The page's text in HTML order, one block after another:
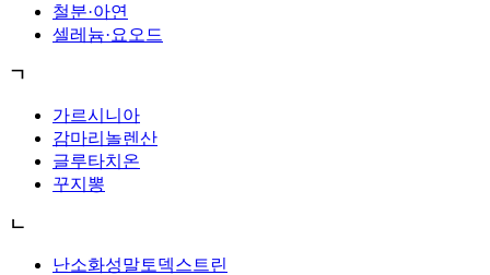
철분·아연
셀레늄·요오드
ㄱ
가르시니아
감마리놀렌산
글루타치온
꾸지뽕
ㄴ
난소화성말토덱스트린